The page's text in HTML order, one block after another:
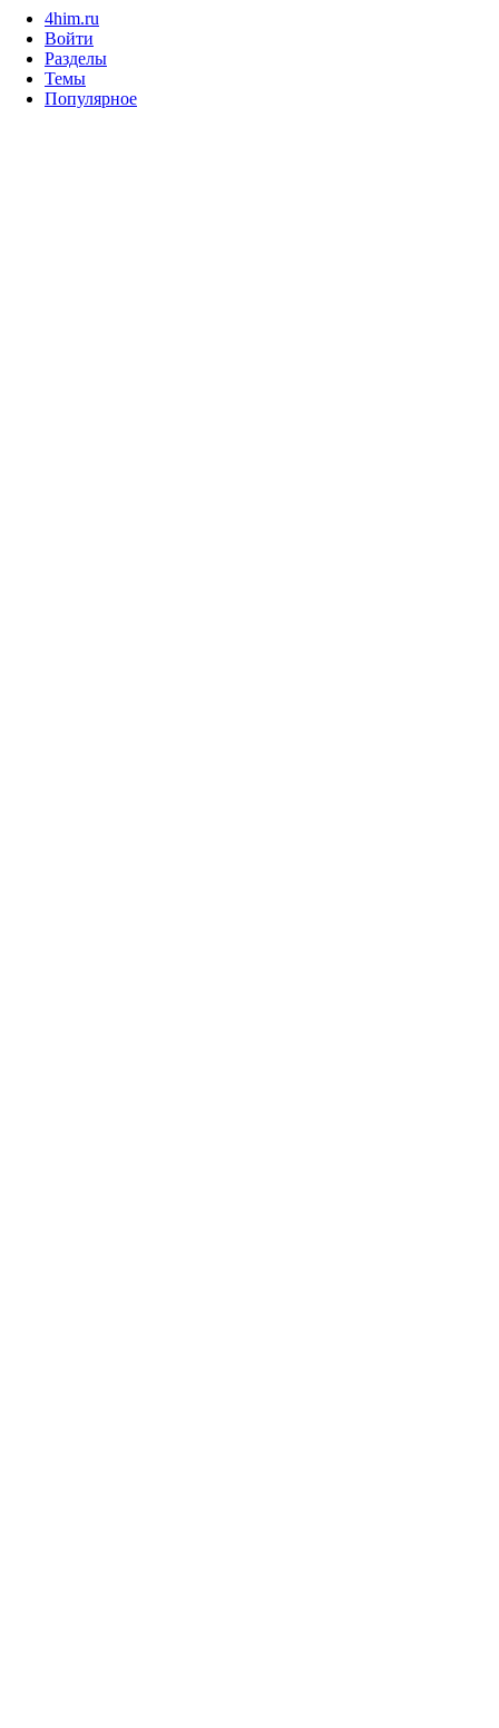
4him.ru
Войти
Разделы
Темы
Популярное